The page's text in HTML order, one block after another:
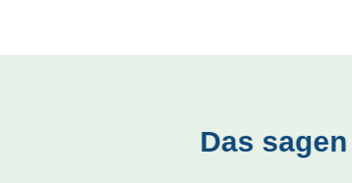
Das